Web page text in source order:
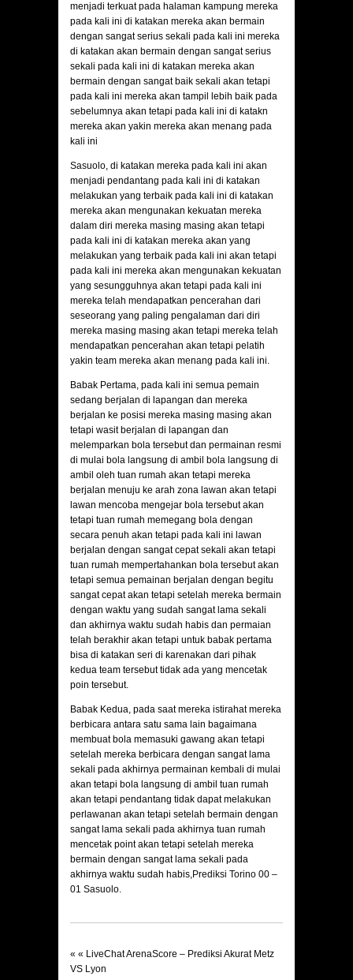
menjadi terkuat pada halaman kampung mereka
pada kali ini di katakan mereka akan bermain
dengan sangat serius sekali pada kali ini mereka
di katakan akan bermain dengan sangat serius
sekali pada kali ini di katakan mereka akan
bermain dengan sangat baik sekali akan tetapi
pada kali ini mereka akan tampil lebih baik pada
sebelumnya akan tetapi pada kali ini di katakn
mereka akan yakin mereka akan menang pada
kali ini
Sasuolo, di katakan mereka pada kali ini akan
menjadi pendantang pada kali ini di katakan
melakukan yang terbaik pada kali ini di katakan
mereka akan mengunakan kekuatan mereka
dalam diri mereka masing masing akan tetapi
pada kali ini di katakan mereka akan yang
melakukan yang terbaik pada kali ini akan tetapi
pada kali ini mereka akan mengunakan kekuatan
yang sesungguhnya akan tetapi pada kali ini
mereka telah mendapatkan pencerahan dari
seseorang yang paling pengalaman dari diri
mereka masing masing akan tetapi mereka telah
mendapatkan pencerahan akan tetapi pelatih
yakin team mereka akan menang pada kali ini.
Babak Pertama, pada kali ini semua pemain
sedang berjalan di lapangan dan mereka
berjalan ke posisi mereka masing masing akan
tetapi wasit berjalan di lapangan dan
melemparkan bola tersebut dan permainan resmi
di mulai bola langsung di ambil bola langsung di
ambil oleh tuan rumah akan tetapi mereka
berjalan menuju ke arah zona lawan akan tetapi
lawan mencoba mengejar bola tersebut akan
tetapi tuan rumah memegang bola dengan
secara penuh akan tetapi pada kali ini lawan
berjalan dengan sangat cepat sekali akan tetapi
tuan rumah mempertahankan bola tersebut akan
tetapi semua pemainan berjalan dengan begitu
sangat cepat akan tetapi setelah mereka bermain
dengan waktu yang sudah sangat lama sekali
dan akhirnya waktu sudah habis dan permaian
telah berakhir akan tetapi untuk babak pertama
bisa di katakan seri di karenakan dari pihak
kedua team tersebut tidak ada yang mencetak
poin tersebut.
Babak Kedua, pada saat mereka istirahat mereka
berbicara antara satu sama lain bagaimana
membuat bola memasuki gawang akan tetapi
setelah mereka berbicara dengan sangat lama
sekali pada akhirnya permainan kembali di mulai
akan tetapi bola langsung di ambil tuan rumah
akan tetapi pendantang tidak dapat melakukan
perlawanan akan tetapi setelah bermain dengan
sangat lama sekali pada akhirnya tuan rumah
mencetak point akan tetapi setelah mereka
bermain dengan sangat lama sekali pada
akhirnya waktu sudah habis,Prediksi Torino 00 –
01 Sasuolo.
« « LiveChat ArenaScore – Prediksi Akurat Metz
VS Lyon